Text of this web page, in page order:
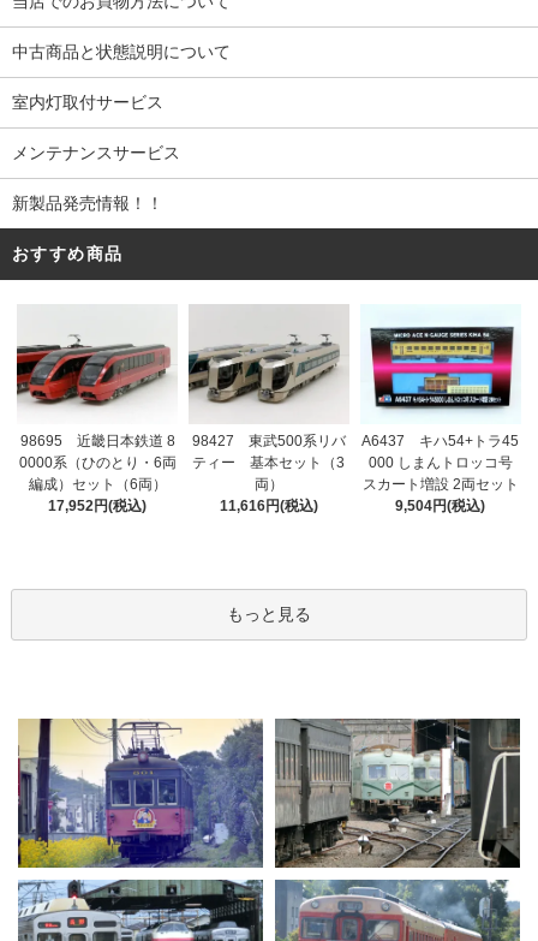
中古商品と状態説明について
室内灯取付サービス
メンテナンスサービス
新製品発売情報！！
おすすめ商品
98695 近畿日本鉄道 8
0000系（ひのとり・6両
編成）セット（6両）
17,952円(税込)
98427 東武500系リバ
ティー 基本セット（3
両）
11,616円(税込)
A6437 キハ54+トラ45
000 しまんトロッコ号
スカート増設 2両セット
9,504円(税込)
もっと見る